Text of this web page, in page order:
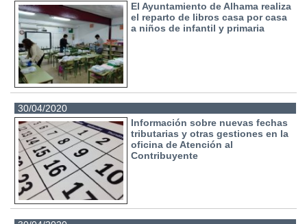
El Ayuntamiento de Alhama realiza
el reparto de libros casa por casa
a niños de infantil y primaria
30/04/2020
Información sobre nuevas fechas
tributarias y otras gestiones en la
oficina de Atención al
Contribuyente